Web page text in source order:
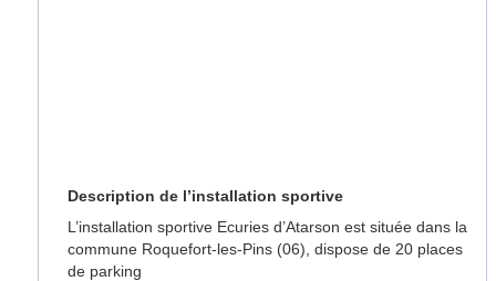
Description de l’installation sportive
L’installation sportive Ecuries d’Atarson est située dans la
commune Roquefort-les-Pins (06), dispose de 20 places
de parking